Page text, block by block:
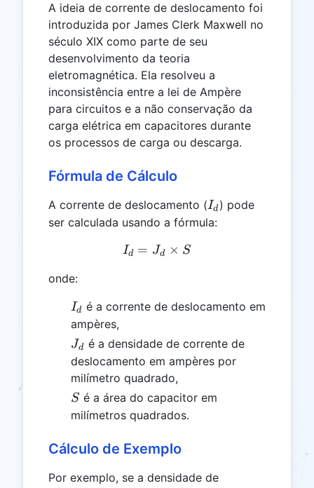
A ideia de corrente de deslocamento foi
introduzida por James Clerk Maxwell no
século XIX como parte de seu
desenvolvimento da teoria
eletromagnética. Ela resolveu a
inconsistência entre a lei de Ampère
para circuitos e a não conservação da
carga elétrica em capacitores durante
os processos de carga ou descarga.
Fórmula de Cálculo
A corrente de deslocamento (I_d
Id ) pode
ser calculada usando a fórmula:
I_d = J_d \times S
Id = Jd × S
onde:
I_d
Id é a corrente de deslocamento em
ampères,
J_d
Jd é a densidade de corrente de
deslocamento em ampères por
milímetro quadrado,
S
S é a área do capacitor em
milímetros quadrados.
Cálculo de Exemplo
Por exemplo, se a densidade de